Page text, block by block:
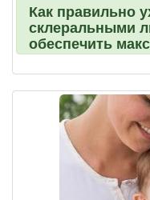
Как правильно
склеральными
обеспечить